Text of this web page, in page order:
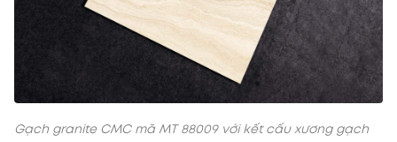
Gạch granite CMC mã MT 88009 với kết cấu xương gạch